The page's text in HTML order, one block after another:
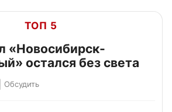
ТОП 5
«Новосибирск-
остался без света
Обсудить